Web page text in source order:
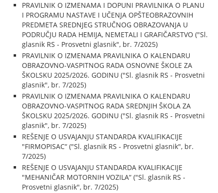
PRAVILNIK O IZMENAMA I DOPUNI PRAVILNIKA O PLANU
I PROGRAMU NASTAVE I UČENJA OPŠTEOBRAZOVNIH
PREDMETA SREDNJEG STRUČNOG OBRAZOVANJA U
PODRUČJU RADA HEMIJA, NEMETALI I GRAFIČARSTVO ("Sl.
glasnik RS - Prosvetni glasnik", br. 7/2025)
PRAVILNIK O IZMENAMA PRAVILNIKA O KALENDARU
OBRAZOVNO-VASPITNOG RADA OSNOVNE ŠKOLE ZA
ŠKOLSKU 2025/2026. GODINU ("Sl. glasnik RS - Prosvetni
glasnik", br. 7/2025)
PRAVILNIK O IZMENAMA PRAVILNIKA O KALENDARU
OBRAZOVNO-VASPITNOG RADA SREDNJIH ŠKOLA ZA
ŠKOLSKU 2025/2026. GODINU ("Sl. glasnik RS - Prosvetni
glasnik", br. 7/2025)
REŠENJE O USVAJANJU STANDARDA KVALIFIKACIJE
"FIRMOPISAC“ ("Sl. glasnik RS - Prosvetni glasnik", br.
7/2025)
REŠENJE O USVAJANJU STANDARDA KVALIFIKACIJE
"MEHANIČAR MOTORNIH VOZILA“ ("Sl. glasnik RS -
Prosvetni glasnik", br. 7/2025)